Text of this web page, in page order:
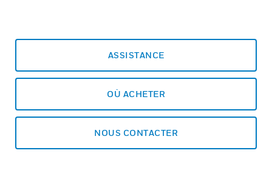
ASSISTANCE
OÙ ACHETER
NOUS CONTACTER